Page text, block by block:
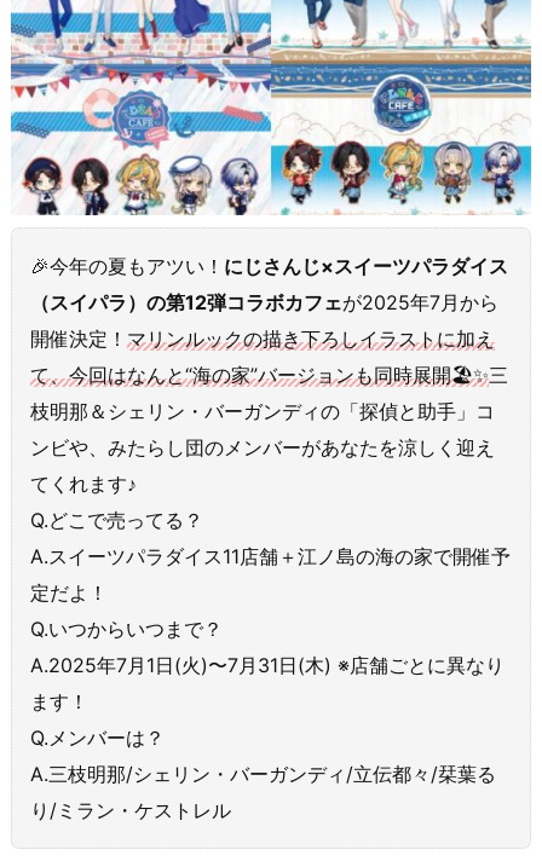
🎉今年の夏もアツい！ にじさんじ×スイーツパラダイス
（スイパラ）の第12弾コラボカフェが2025年7月から
開催決定！ マリンルックの描き下ろしイラストに加え
て、今回はなんと“海の家”バージョンも同時展開🏖✨三
枝明那＆シェリン・バーガンディの「探偵と助手」コ
ンビや、みたらし団のメンバーがあなたを涼しく迎え
てくれます♪
Q.どこで売ってる？
A.スイーツパラダイス11店舗＋江ノ島の海の家で開催予
定だよ！
Q.いつからいつまで？
A.2025年7月1日(火)〜7月31日(木) ※店舗ごとに異なり
ます！
Q.メンバーは？
A.三枝明那/シェリン・バーガンディ/立伝都々/栞葉る
り/ミラン・ケストレル